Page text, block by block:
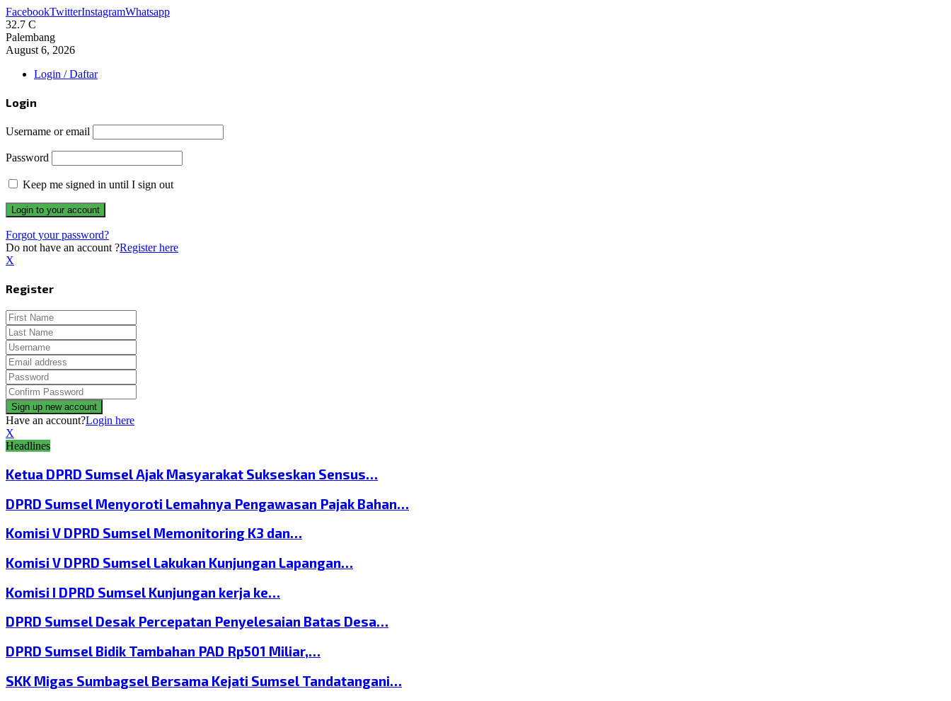
FacebookTwitterInstagramWhatsapp
32.7 C
Palembang
August 6, 2026
Login / Daftar
Login
Username or email
Password
Keep me signed in until I sign out
Forgot your password?
Do not have an account ?Register here
X
Register
Have an account?Login here
X
Headlines
Ketua DPRD Sumsel Ajak Masyarakat Sukseskan Sensus…
DPRD Sumsel Menyoroti Lemahnya Pengawasan Pajak Bahan…
Komisi V DPRD Sumsel Memonitoring K3 dan…
Komisi V DPRD Sumsel Lakukan Kunjungan Lapangan…
Komisi I DPRD Sumsel Kunjungan kerja ke…
DPRD Sumsel Desak Percepatan Penyelesaian Batas Desa…
DPRD Sumsel Bidik Tambahan PAD Rp501 Miliar,…
SKK Migas Sumbagsel Bersama Kejati Sumsel Tandatangani…